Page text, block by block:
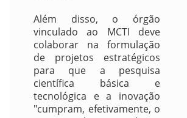
Além disso, o órgão
vinculado ao MCTI deve
colaborar na formulação
de projetos estratégicos
para que a pesquisa
científica básica e
tecnológica e a inovação
"cumpram, efetivamente, o